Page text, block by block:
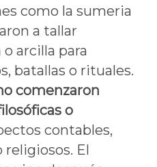
como la sumeria
a tallar
arcilla para
batallas o rituales.
comenzaron
o
contables,
El